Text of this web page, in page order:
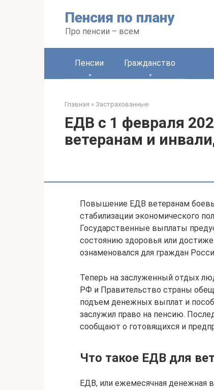
Пенсия по плану
Про пенсии – всем
Пенсии Гражданство
Главная » Застрахованные
ЕДВ с 1 февраля
ветеранам и
Повышение ЕДВ ветеранам
стабилизации экономического
Государственные выплаты
состоянию здоровья или
ознаменовался для граждан
Теперь на заслуженный отдых
РФ и Правительство страны
подъем денежных выплат и
заслужил право на пенсию.
сообщают о готовящихся и
Что такое ЕДВ для
ЕДВ, или ежемесячная денежная